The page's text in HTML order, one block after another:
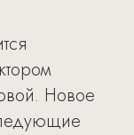
Новое